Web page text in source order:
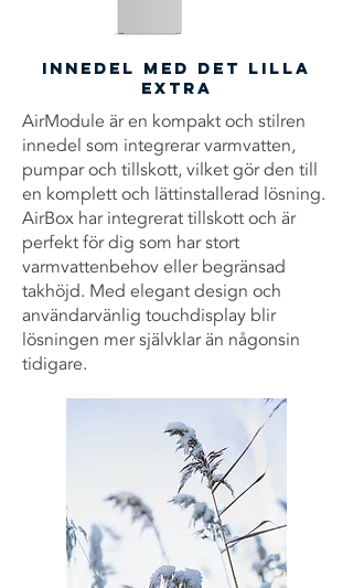
Innedel med det lilla
extra
AirModule är en kompakt och stilren
innedel som integrerar varmvatten,
pumpar och tillskott, vilket gör den till
en komplett och lättinstallerad lösning.
AirBox har integrerat tillskott och är
perfekt för dig som har stort
varmvattenbehov eller begränsad
takhöjd. Med elegant design och
användarvänlig touchdisplay blir
lösningen mer självklar än någonsin
tidigare.